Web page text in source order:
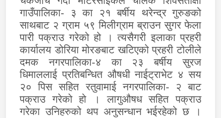
गाउँपालिका- ३ का २१ बर्षीय थरेन्द्र गुरुङको
साथबाट २ ग्राम ५९ मिलीग्राम ब्राउन सुगर फेला
पारी पक्राउ गरेको हो । त्यसैगरी इलाका प्रहरी
कार्यालय डोरिया मोरङबाट खटिएको प्रहरी टोलीले
दमक नगरपालिका-४ का २३ बर्षीय सुरज
धिमाललाई प्रतिबन्धित औषधी नाईट्राभेट ४ सय
२० पिस सहित रतुवामाई नगरपालिका- २ बाट
पक्राउ गरेको हो । लागुऔषध सहित पक्राउ
गरेका उनिहरुको थप अनुसन्धान भईरहेको छ ।